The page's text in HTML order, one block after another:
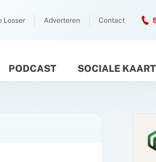
Losser Adverteren Contact
PODCAST SOCIALE KAART